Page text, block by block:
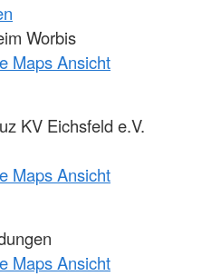
Worbis
Maps Ansicht
KV Eichsfeld e.V.
Maps Ansicht
Maps Ansicht